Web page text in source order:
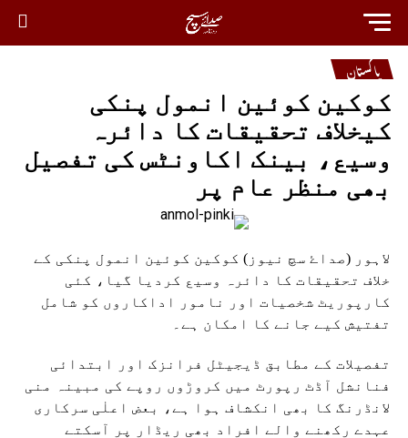
پاکستان
کوکین کوئین انمول پنکی
کیخلاف تحقیقات کا دائرہ
وسیع، بینک اکاونٹس کی تفصیل
بھی منظر عام پر
لاہور (صداۓ سچ نیوز) کوکین کوئین انمول پنکی کے
خلاف تحقیقات کا دائرہ وسیع کردیا گیا، کئی
کارپوریٹ شخصیات اور نامور اداکاروں کو شامل
تفتیش کیے جانے کا امکان ہے۔
تفصیلات کے مطابق ڈیجیٹل فرانزک اور ابتدائی
فنانشل آڈٹ رپورٹ میں کروڑوں روپے کی مبینہ منی
لانڈرنگ کا بھی انکشاف ہوا ہے، بعض اعلٰی سرکاری
عہدے رکھنے والے افراد بھی ریڈار پر آسکتے